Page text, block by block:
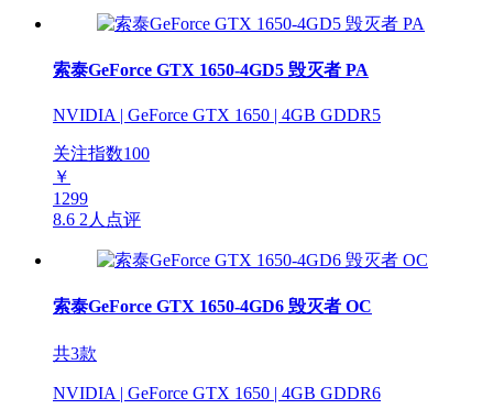
索泰GeForce GTX 1650-4GD5 毁灭者 PA
NVIDIA | GeForce GTX 1650 | 4GB GDDR5
关注指数100
￥
1299
8.6 2人点评
索泰GeForce GTX 1650-4GD6 毁灭者 OC
共3款
NVIDIA | GeForce GTX 1650 | 4GB GDDR6